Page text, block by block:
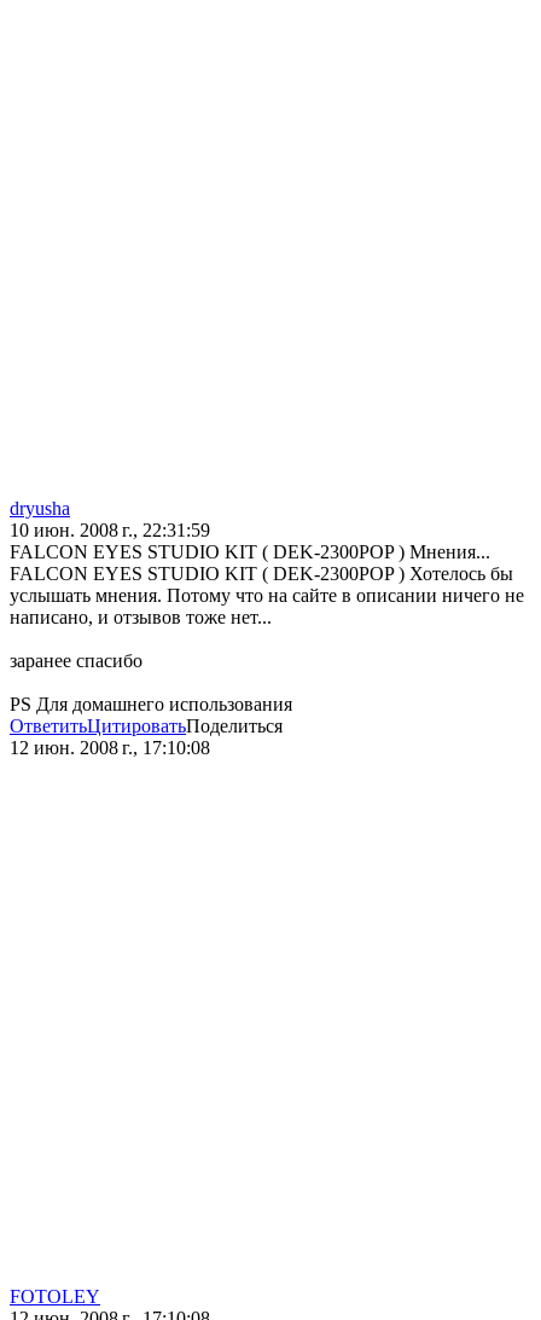
dryusha
10 июн. 2008 г., 22:31:59
FALCON EYES STUDIO KIT ( DEK-2300POP ) Мнения...
FALCON EYES STUDIO KIT ( DEK-2300POP ) Хотелось бы
услышать мнения. Потому что на сайте в описании ничего не
написано, и отзывов тоже нет...
заранее спасибо
PS Для домашнего использования
ОтветитьЦитироватьПоделиться
12 июн. 2008 г., 17:10:08
FOTOLEY